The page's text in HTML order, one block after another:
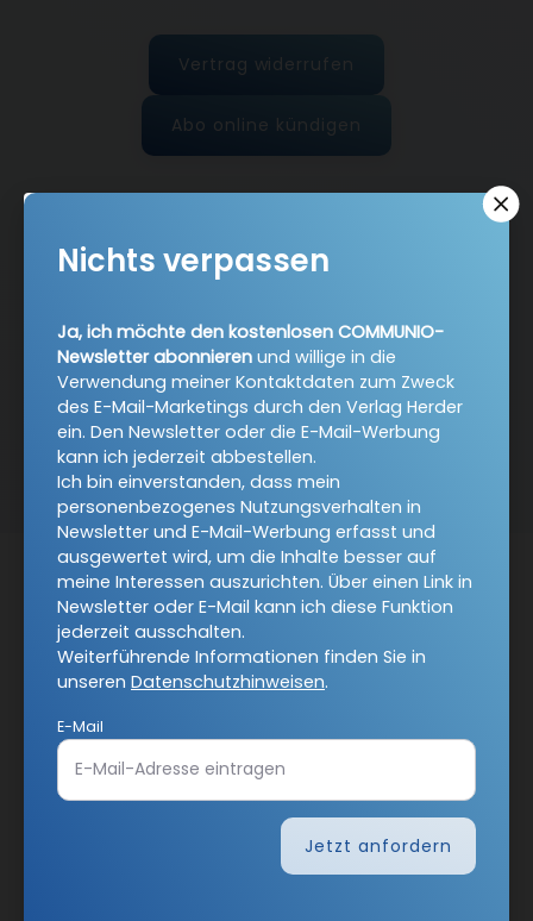
Vertrag widerrufen
Abo online kündigen
Nach oben
Nichts verpassen
Ja, ich möchte den kostenlosen COMMUNIO-
Newsletter abonnieren und willige in die
Verwendung meiner Kontaktdaten zum Zweck
des E-Mail-Marketings durch den Verlag Herder
ein. Den Newsletter oder die E-Mail-Werbung
kann ich jederzeit abbestellen.
Ich bin einverstanden, dass mein
personenbezogenes Nutzungsverhalten in
Newsletter und E-Mail-Werbung erfasst und
ausgewertet wird, um die Inhalte besser auf
meine Interessen auszurichten. Über einen Link in
Newsletter oder E-Mail kann ich diese Funktion
jederzeit ausschalten.
Weiterführende Informationen finden Sie in
unseren Datenschutzhinweisen.
E-Mail
Jetzt anfordern